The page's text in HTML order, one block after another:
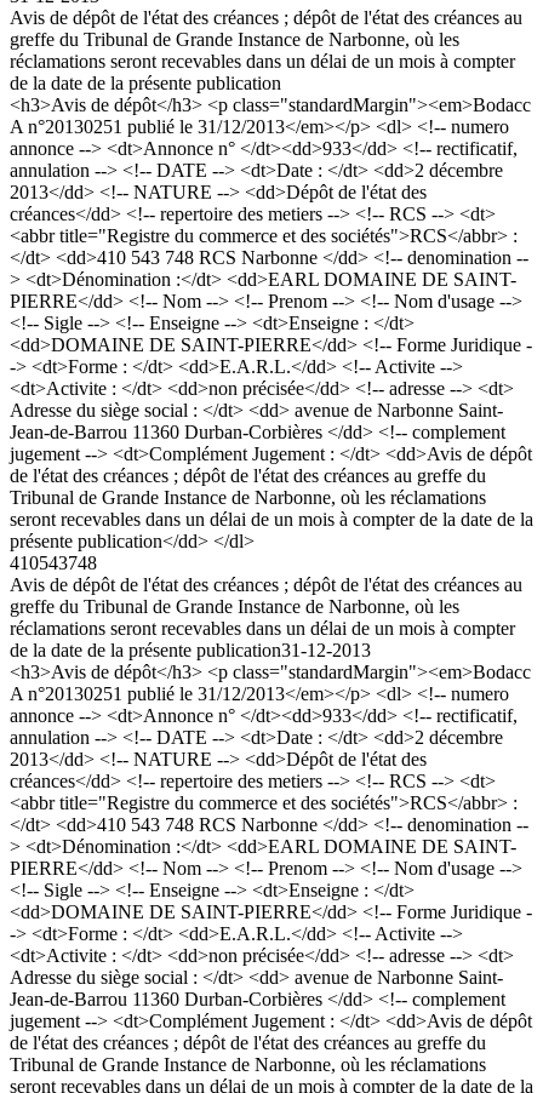
Avis de dépôt de l'état des créances ; dépôt de l'état des créances au
greffe du Tribunal de Grande Instance de Narbonne, où les
réclamations seront recevables dans un délai de un mois à compter
de la date de la présente publication
<h3>Avis de dépôt</h3> <p class="standardMargin"><em>Bodacc
A n°20130251 publié le 31/12/2013</em></p> <dl> <!-- numero
annonce --> <dt>Annonce n° </dt><dd>933</dd> <!-- rectificatif,
annulation --> <!-- DATE --> <dt>Date : </dt> <dd>2 décembre
2013</dd> <!-- NATURE --> <dd>Dépôt de l'état des
créances</dd> <!-- repertoire des metiers --> <!-- RCS --> <dt>
<abbr title="Registre du commerce et des sociétés">RCS</abbr> :
</dt> <dd>410 543 748 RCS Narbonne </dd> <!-- denomination --
> <dt>Dénomination :</dt> <dd>EARL DOMAINE DE SAINT-
PIERRE</dd> <!-- Nom --> <!-- Prenom --> <!-- Nom d'usage -->
<!-- Sigle --> <!-- Enseigne --> <dt>Enseigne : </dt>
<dd>DOMAINE DE SAINT-PIERRE</dd> <!-- Forme Juridique -
-> <dt>Forme : </dt> <dd>E.A.R.L.</dd> <!-- Activite -->
<dt>Activite : </dt> <dd>non précisée</dd> <!-- adresse --> <dt>
Adresse du siège social : </dt> <dd> avenue de Narbonne Saint-
Jean-de-Barrou 11360 Durban-Corbières </dd> <!-- complement
jugement --> <dt>Complément Jugement : </dt> <dd>Avis de dépôt
de l'état des créances ; dépôt de l'état des créances au greffe du
Tribunal de Grande Instance de Narbonne, où les réclamations
seront recevables dans un délai de un mois à compter de la date de la
présente publication</dd> </dl>
410543748
Avis de dépôt de l'état des créances ; dépôt de l'état des créances au
greffe du Tribunal de Grande Instance de Narbonne, où les
réclamations seront recevables dans un délai de un mois à compter
de la date de la présente publication31-12-2013
<h3>Avis de dépôt</h3> <p class="standardMargin"><em>Bodacc
A n°20130251 publié le 31/12/2013</em></p> <dl> <!-- numero
annonce --> <dt>Annonce n° </dt><dd>933</dd> <!-- rectificatif,
annulation --> <!-- DATE --> <dt>Date : </dt> <dd>2 décembre
2013</dd> <!-- NATURE --> <dd>Dépôt de l'état des
créances</dd> <!-- repertoire des metiers --> <!-- RCS --> <dt>
<abbr title="Registre du commerce et des sociétés">RCS</abbr> :
</dt> <dd>410 543 748 RCS Narbonne </dd> <!-- denomination --
> <dt>Dénomination :</dt> <dd>EARL DOMAINE DE SAINT-
PIERRE</dd> <!-- Nom --> <!-- Prenom --> <!-- Nom d'usage -->
<!-- Sigle --> <!-- Enseigne --> <dt>Enseigne : </dt>
<dd>DOMAINE DE SAINT-PIERRE</dd> <!-- Forme Juridique -
-> <dt>Forme : </dt> <dd>E.A.R.L.</dd> <!-- Activite -->
<dt>Activite : </dt> <dd>non précisée</dd> <!-- adresse --> <dt>
Adresse du siège social : </dt> <dd> avenue de Narbonne Saint-
Jean-de-Barrou 11360 Durban-Corbières </dd> <!-- complement
jugement --> <dt>Complément Jugement : </dt> <dd>Avis de dépôt
de l'état des créances ; dépôt de l'état des créances au greffe du
Tribunal de Grande Instance de Narbonne, où les réclamations
seront recevables dans un délai de un mois à compter de la date de la